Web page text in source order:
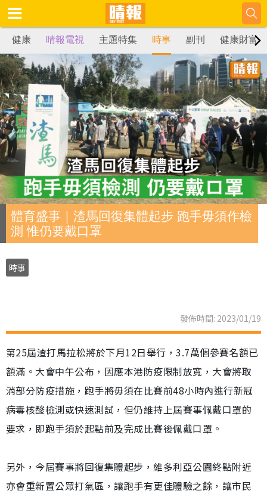
健康 晴報電視 主題特集 時事 副刊 健康財富
體育盛事｜渣馬回復集體起步 跑手毋須作檢
測 惟仍要戴口罩
時事
發佈時間: 2023/01/19
第25屆渣打馬拉松將於下月12日舉行，3.7萬個參賽名額已
額滿。大會中午公布，因應本港防疫限制放寬，大會將取
消部分防疫措施，跑手將毋須在比賽前48小時內進行新冠
病毒核酸檢測或快速測試，但仍維持上屆賽事佩戴口罩的
要求，即跑手須於起點前及完成比賽後佩戴口罩。
另外，今屆賽事將回復集體起步，維多利亞公園終點附近
亦會重新置公眾打氣區，讓跑手有更佳體驗之餘，讓市民